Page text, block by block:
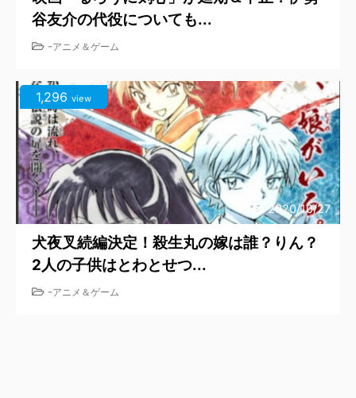
谷友介の代役についても...
-アニメ＆ゲーム
2020/10/27
1,296 view
犬夜叉続編決定！殺生丸の嫁は誰？りん？
2人の子供はとわとせつ...
-アニメ＆ゲーム